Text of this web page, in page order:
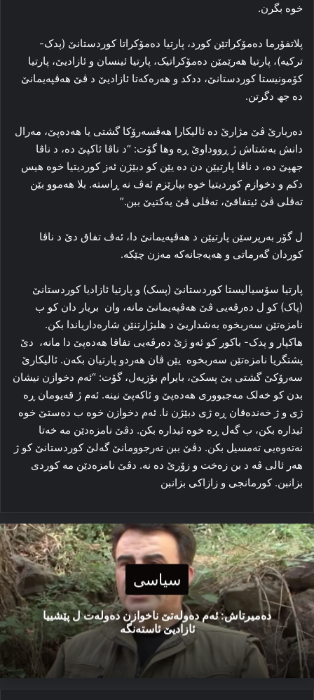
خوه‌ بگرن.
پلاتفۆرما ده‌مۆکراتێن کورد، پارتیا ده‌مۆکراتا کوردستانێ (پدک-
ترکیه‌)، پارتیا هه‌رێمێن ده‌مۆکراتیک، پارتیا ئینسان و ئازادیێ، پارتیا
کۆمونیستا کوردستانێ، ددکد و هه‌ره‌که‌تا ئازادیێ د ڤێ هه‌ڤپه‌یمانێ
ده‌ جھ دگرتن.
ده‌ربارێ ڤێ مژارێ ده‌ ئالیکارا هه‌ڤسه‌رۆکا گشتی یا ھەدەپێ، مه‌رال
دانش به‌شتاش ژ ڕووداوێ ڕه‌ وها گۆت: “د ناڤا ئاکپێ ده‌، د ناڤا
جهپێ ده‌، د ناڤا پارتیێن دن ده‌ یێن کو دبێژن ئه‌ز کوردیتیا خوه‌ هیس
دکم و دخوازم کوردیتیا خوه‌ بپارێزم ئه‌ڤ نه‌ ڕاسته‌. بلا هه‌موو بێن
ته‌ڤلی ڤێ ئیتفاقێ، ته‌ڤلی ڤێ یه‌کتیێ ببن.”
ل گۆر به‌رپرسێن پارتیێن د هه‌ڤپه‌یمانێ دا، ئه‌ڤ تفاق دێ د ناڤا
کوردان گه‌رماتی و ھه‌یه‌جانه‌که‌ مه‌زن چێکه‌.
پارتیا سۆسیالیستا کوردستانێ (پسک) و پارتیا ئازادیا کوردستانێ
(پاک) کو ل ده‌رڤه‌یی ڤێ هه‌ڤپه‌یمانێ مانه‌، وان بریار دان کو ب
نامزه‌تێن سه‌ربخوه‌ به‌شداریێ د هلبژارتنێن شاره‌داریاندا بکن.
هاکپار و پدک- باکور کو ئه‌و ژێ ده‌رڤه‌یی تفاقا ھه‌ده‌پێ دا مانه‌، دێ
پشتگریا نامزه‌تێن سه‌ربخوه‌ یێن ڤان هه‌ردو پارتیان بکه‌ن. ئالیکارێ
سه‌رۆکێ گشتی یێ پسکێ، بایرام بۆزیه‌ل، گۆت: “ئه‌م دخوازن نیشان
بدن کو خه‌لک مەجبووری ھه‌ده‌پێ و ئاکه‌پێ نینه‌. ئه‌م ژ قه‌یومان ڕه‌
ژی و ژ خه‌نده‌قان ڕه‌ ژی دبێژن نا. ئه‌م دخوازن خوه‌ ب ده‌ستێ خوه‌
ئیداره‌ بکن، ب گه‌ل ڕه‌ خوه‌ ئیداره‌ بکن. دڤێ نامزه‌دێن مه‌ خه‌تا
نه‌ته‌وه‌یی ته‌مسیل بکن. دڤێ ببن ته‌رجوومانێ گه‌لێ کوردستانێ کو ژ
هه‌ر ئالی ڤه‌ د بن زه‌خت و زۆرێ ده‌ نه‌. دڤێ نامزه‌دێن مه‌ کوردی
بزانبن. کورمانجی و زازاکی بزانبن
سیاسی
دەمیرتاش: ئەم دەولەتێ ناخوازن دەولەت ل پێشییا
ئازادیێ ئاستەنگە